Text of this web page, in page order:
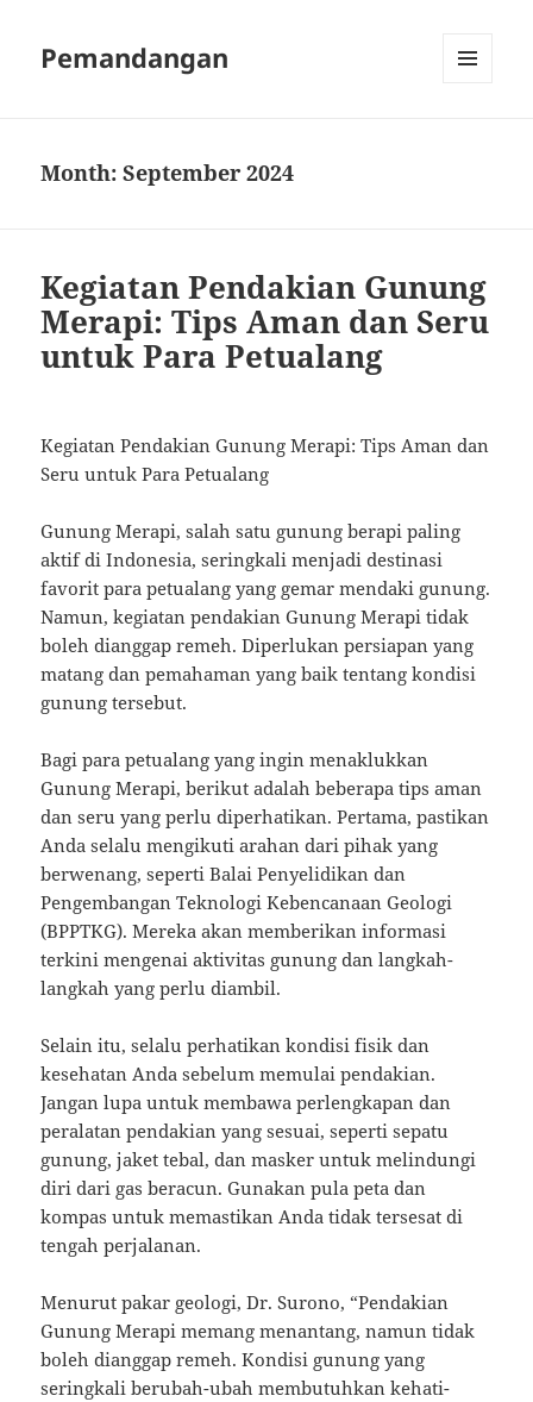
Pemandangan
Month:September 2024
Kegiatan Pendakian Gunung
Merapi: Tips Aman dan Seru
untuk Para Petualang
Kegiatan Pendakian Gunung Merapi: Tips Aman dan
Seru untuk Para Petualang
Gunung Merapi, salah satu gunung berapi paling
aktif di Indonesia, seringkali menjadi destinasi
favorit para petualang yang gemar mendaki gunung.
Namun, kegiatan pendakian Gunung Merapi tidak
boleh dianggap remeh. Diperlukan persiapan yang
matang dan pemahaman yang baik tentang kondisi
gunung tersebut.
Bagi para petualang yang ingin menaklukkan
Gunung Merapi, berikut adalah beberapa tips aman
dan seru yang perlu diperhatikan. Pertama, pastikan
Anda selalu mengikuti arahan dari pihak yang
berwenang, seperti Balai Penyelidikan dan
Pengembangan Teknologi Kebencanaan Geologi
(BPPTKG). Mereka akan memberikan informasi
terkini mengenai aktivitas gunung dan langkah-
langkah yang perlu diambil.
Selain itu, selalu perhatikan kondisi fisik dan
kesehatan Anda sebelum memulai pendakian.
Jangan lupa untuk membawa perlengkapan dan
peralatan pendakian yang sesuai, seperti sepatu
gunung, jaket tebal, dan masker untuk melindungi
diri dari gas beracun. Gunakan pula peta dan
kompas untuk memastikan Anda tidak tersesat di
tengah perjalanan.
Menurut pakar geologi, Dr. Surono, “Pendakian
Gunung Merapi memang menantang, namun tidak
boleh dianggap remeh. Kondisi gunung yang
seringkali berubah-ubah membutuhkan kehati-